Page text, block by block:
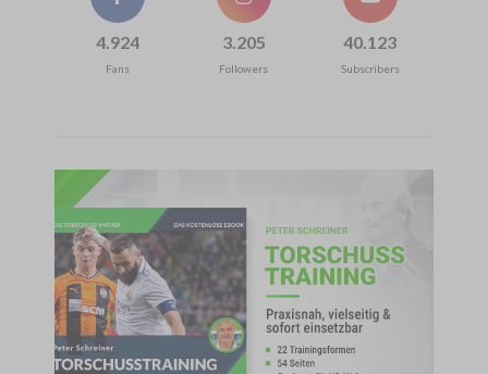
4.924
Fans
3.205
Followers
40.123
Subscribers